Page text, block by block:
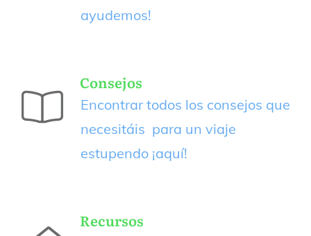
ayudemos!
Consejos
Encontrar todos los consejos que
necesitáis para un viaje
estupendo ¡aquí!
Recursos